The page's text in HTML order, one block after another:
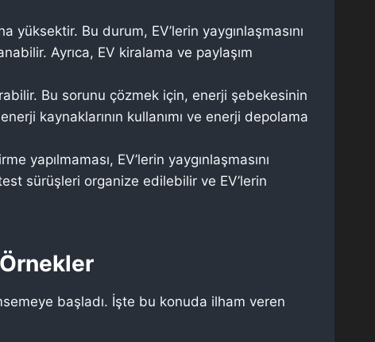
Bu durum, EV’lerin yaygınlaşmasını
Ayrıca, EV kiralama ve paylaşım
Bu sorunu çözmek için, enerji şebekesinin
kaynaklarının kullanımı ve enerji depolama
yapılmaması, EV’lerin yaygınlaşmasını
sürüşleri organize edilebilir ve EV’lerin
başladı. İşte bu konuda ilham veren